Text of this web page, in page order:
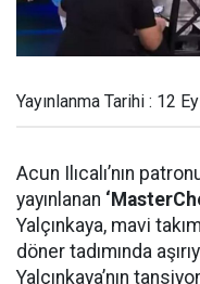
Yayınlanma Tarihi : 12
Acun Ilıcalı’nın
yayınlanan
Yalçınkaya, mavi
döner tadımında
Yalçınkaya’nın